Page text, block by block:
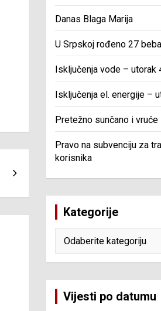
Danas Blaga Marija
U Srpskoj rođeno 27 beba
Isključenja vode – utorak
Isključenja el. energije –
Pretežno sunčano i vruće
Pravo na subvenciju za
korisnika
Kategorije
Vijesti po datumu